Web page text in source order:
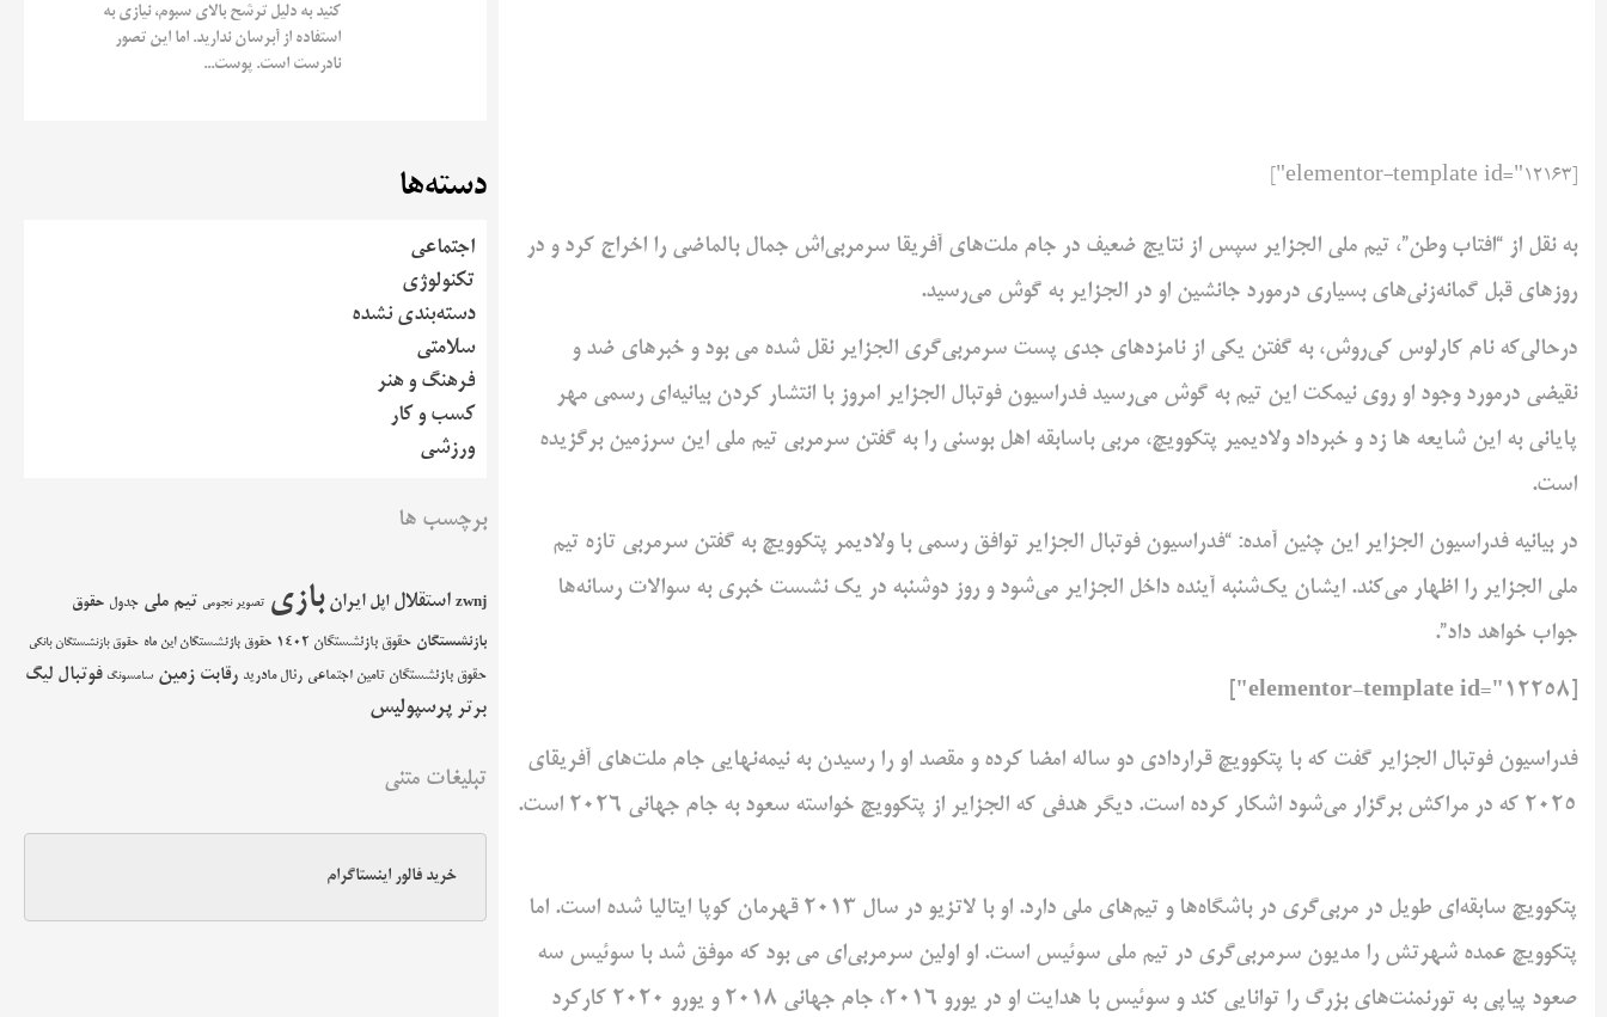
به نقل از “افتاب وطن”، تیم ملی الجزایر سپس از نتایج ضعیف در جام ملت‌های آفریقا ‌سرمربی‌اش جمال بالماضی را اخراج کرد و در
روزهای قبل گمانه‌زنی‌های بسیاری درمورد ‌جانشین او در الجزایر به گوش می‌رسید. ‌
درحالی‌که نام کارلوس کی‌روش، به گفتن یکی از نامزدهای جدی پست سرمربی‌گری ‌الجزایر نقل شده می بود و خبرهای ضد و
نقیضی درمورد وجود او روی نیمکت این تیم به ‌گوش می‌رسید فدراسیون فوتبال الجزایر امروز با انتشار کردن بیانیه‌ای رسمی مهر
پایانی به این ‌شایعه ها زد و خبرداد ولادیمیر پتکوویچ، مربی باسابقه اهل بوسنی را به گفتن سرمربی ‌تیم ملی این سرزمین برگزیده
است. ‌
در بیانیه فدراسیون الجزایر این چنین آمده: “فدراسیون فوتبال الجزایر توافق رسمی با ‌ولادیمر پتکوویچ به گفتن سرمربی تازه تیم
ملی الجزایر را اظهار می‌کند. ایشان ‌یک‌شنبه آینده داخل الجزایر می‌شود و روز دوشنبه در یک نشست خبری به سوالات ‌رسانه‌ها
جواب خواهد داد”.‌
فدراسیون فوتبال الجزایر گفت که با پتکوویچ قراردادی دو ساله امضا کرده و مقصد ‌او را رسیدن به نیمه‌نهایی جام ملت‌های آفریقای
2025 که در مراکش برگزار می‌شود ‌اشکار کرده است. دیگر هدفی که الجزایر از پتکوویچ خواسته سعود به جام جهانی ‌‌2026 است.
پتکوویچ سابقه‌ای طویل در مربی‌گری در باشگاه‌ها و تیم‌های ملی دارد. او با لاتزیو در ‌سال 2013 قهرمان کوپا ایتالیا شده است. اما
پتکوویچ عمده شهرتش را مدیون ‌سرمربی‌گری در تیم ملی سوئیس است. او اولین سرمربی‌ای می بود که موفق شد با ‌سوئیس سه
صعود پیاپی به تورنمنت‌های بزرگ را توانایی کند و سوئیس با هدایت او در ‌یورو 2016، جام جهانی 2018 و یورو 2020 کارکرد
کنید به دلیل ترشح بالای سبوم، نیازی به
استفاده از آبرسان ندارید. اما این تصور
نادرست است. پوست...
دسته‌ها
اجتماعی
تکنولوژی
دسته‌بندی نشده
سلامتی
فرهنگ و هنر
کسب و کار
ورزشی
برچسب ها
zwnj استقلال اپل ایران بازی تصویر نجومی تیم ملی جدول حقوق
بازنشستگان حقوق بازنشستگان 1402 حقوق بازنشستگان این ماه حقوق بازنشستگان بانکی
حقوق بازنشستگان تامین اجتماعی رئال مادرید رقابت زمین سامسونگ فوتبال لیگ
برتر پرسپولیس
تبلیغات متنی
خرید فالور اینستاگرام